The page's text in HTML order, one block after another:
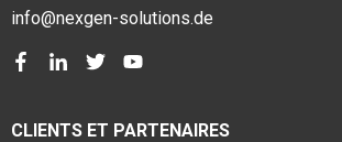
info@nexgen-solutions.de
CLIENTS ET PARTENAIRES